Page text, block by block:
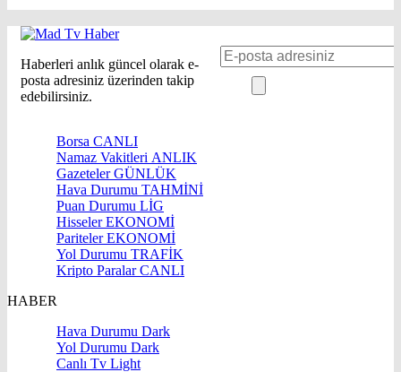
Haberleri anlık güncel olarak e-
posta adresiniz üzerinden takip
edebilirsiniz.
Borsa CANLI
Namaz Vakitleri ANLIK
GazetelerGÜNLÜK
Hava Durumu TAHMİNİ
Puan Durumu LİG
HisselerEKONOMİ
ParitelerEKONOMİ
Yol Durumu TRAFİK
Kripto ParalarCANLI
HABER
Hava Durumu Dark
Yol Durumu Dark
Canlı Tv Light